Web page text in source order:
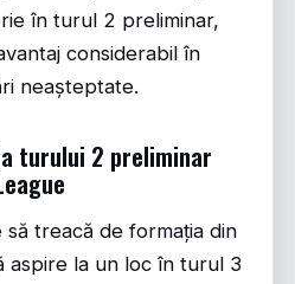
în turul 2 preliminar,
considerabil în
neașteptate.
turului 2 preliminar
să treacă de formația din
aspire la un loc în turul 3